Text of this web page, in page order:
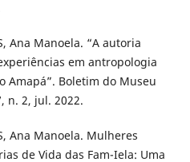
Ana Manoela. “A autoria
em antropologia
Amapá”. Boletim do Museu
n. 2, jul. 2022.
Ana Manoela. Mulheres
de Vida das Fam-Iela: Uma